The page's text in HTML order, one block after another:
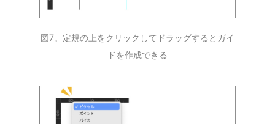
図7。定規の上をクリックしてドラッグするとガイ
ドを作成できる